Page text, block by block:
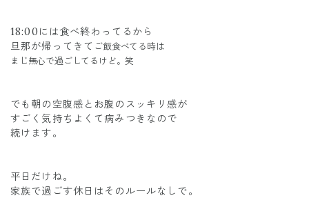
18:00には食べ終わってるから
旦那が帰ってきて ご飯食べてる時は
まじ無心で過ごしてるけど。笑
でも朝の空腹感とお腹のスッキリ感が
すごく気持ちよくて病みつきなので
続けます。
平日だけね。
家族で過ごす休日はそのルールなしで。